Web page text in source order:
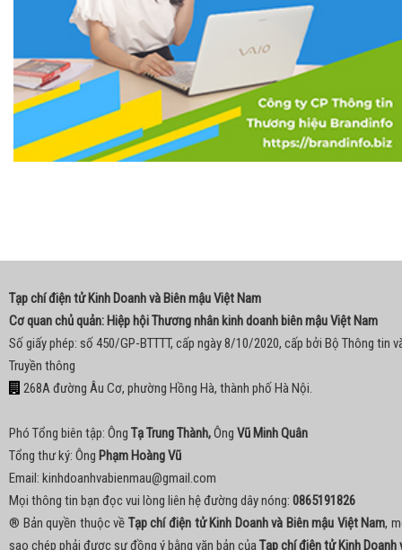
Tạp chí điện tử Kinh Doanh và Biên mậu Việt Nam
Cơ quan chủ quản: Hiệp hội Thương nhân kinh doanh biên mậu Việt Nam
Số giấy phép: số 450/GP-BTTTT, cấp ngày 8/10/2020, cấp bởi Bộ Thông tin
Truyền thông
268A đường Âu Cơ, phường Hồng Hà, thành phố Hà Nội.
Phó Tổng biên tập: Ông Tạ Trung Thành,Ông Vũ Minh Quân
Tổng thư ký: Ông Phạm Hoàng Vũ
Email: kinhdoanhvabienmau@gmail.com
Mọi thông tin bạn đọc vui lòng liên hệ đường dây nóng: 0865191826
® Bản quyền thuộc về Tạp chí điện tử Kinh Doanh và Biên mậu Việt Nam,
sao chép phải được sự đồng ý bằng văn bản củaTạp chí điện tử Kinh Doanh